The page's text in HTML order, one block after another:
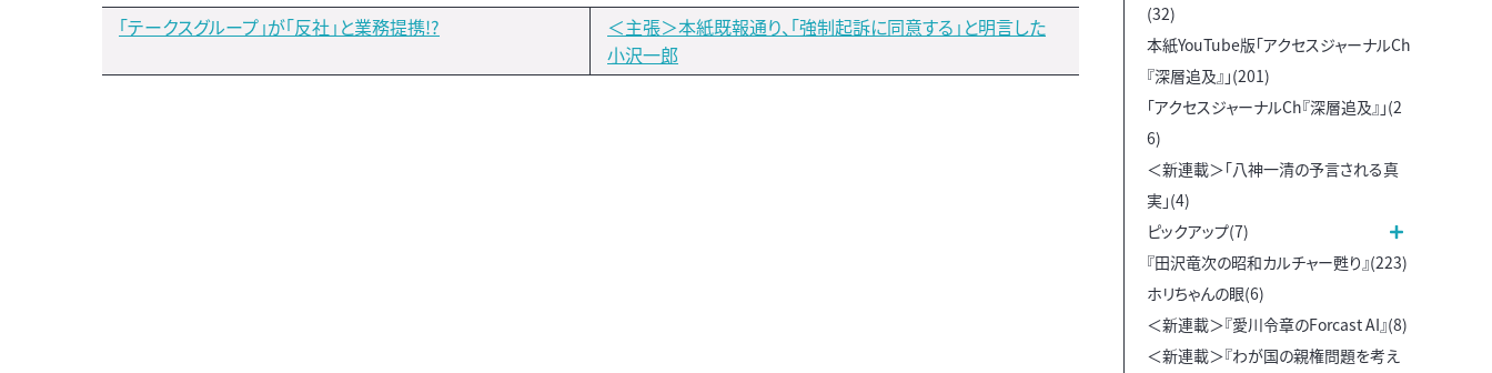
「テークスグループ」が「反社」と業務提携!?
＜主張＞本紙既報通り、「強制起訴に同意する」と明言した
小沢一郎
(32)
本紙YouTube版「アクセスジャーナルCh
『深層追及』」(201)
「アクセスジャーナルCh『深層追及』」(2
6)
＜新連載＞「八神一清の予言される真
実」(4)
ピックアップ(7)
『田沢竜次の昭和カルチャー甦り』(223)
ホリちゃんの眼(6)
＜新連載＞『愛川令章のForcast AI』(8)
＜新連載＞『わが国の親権問題を考え